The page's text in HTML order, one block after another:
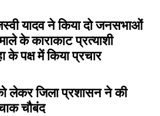
यादव ने किया दो जनसभाओं
के काराकाट प्रत्याशी
के पक्ष में किया प्रचार
लेकर जिला प्रशासन ने की
चौबंद